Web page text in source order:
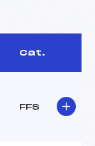
Cat.
FFS